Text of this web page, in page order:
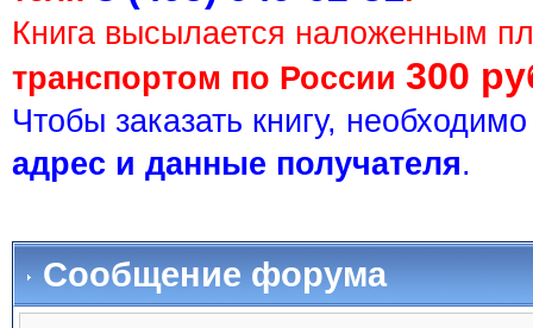
Книга высылается наложенным
транспортом по России 300
Чтобы заказать книгу,
адрес и данные получателя.
Сообщение форума